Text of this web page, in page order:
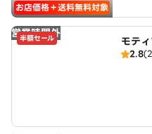
お店価格＋送料無料対象
営業時間外
半額セール モテ
2.8